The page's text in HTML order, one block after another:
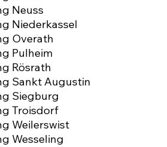
Neuss
Niederkassel
Overath
Pulheim
Rösrath
Sankt Augustin
Siegburg
Troisdorf
Weilerswist
Wesseling